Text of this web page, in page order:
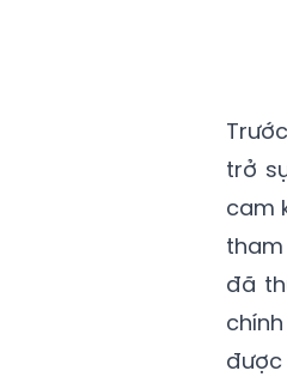
trở
cam
đã